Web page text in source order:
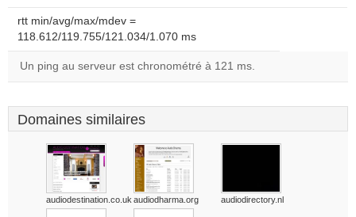
rtt min/avg/max/mdev =
118.612/119.755/121.034/1.070 ms
Un ping au serveur est chronométré à 121 ms.
Domaines similaires
audiodestination.co.uk audiodharma.org audiodirectory.nl